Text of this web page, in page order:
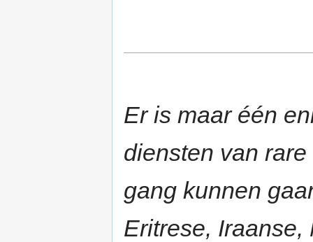
Er is maar één
diensten van
gang kunnen
Eritrese,